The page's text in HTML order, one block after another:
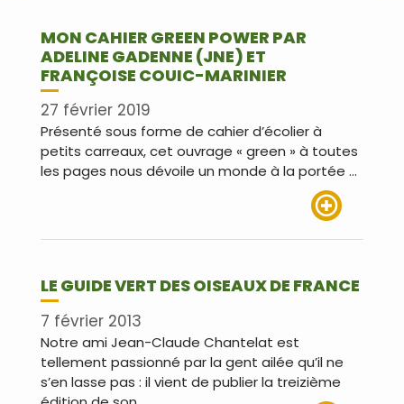
MON CAHIER GREEN POWER PAR
ADELINE GADENNE (JNE) ET
FRANÇOISE COUIC-MARINIER
27 février 2019
Présenté sous forme de cahier d’écolier à
petits carreaux, cet ouvrage « green » à toutes
les pages nous dévoile un monde à la portée …
LE GUIDE VERT DES OISEAUX DE FRANCE
7 février 2013
Notre ami Jean-Claude Chantelat est
tellement passionné par la gent ailée qu’il ne
s’en lasse pas : il vient de publier la treizième